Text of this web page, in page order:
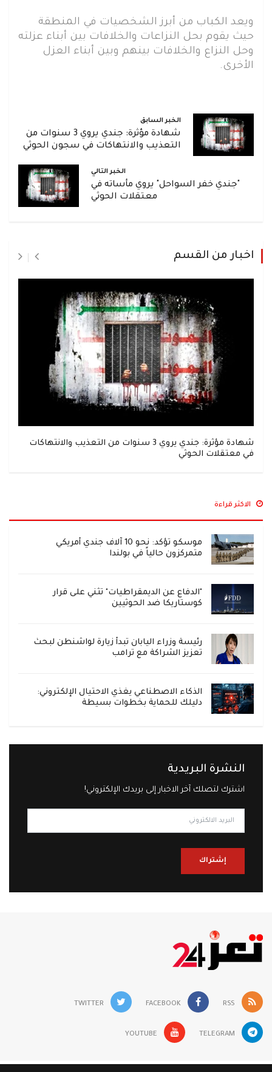
ويعد الكباب من أبرز الشخصيات في المنطقة
حيث يقوم بحل النزاعات والخلافات بين أبناء عزلته
وحل النزاع والخلافات بينهم وبين أبناء العزل
الأخرى.
الخبر السابق
شهادة مؤثرة: جندي يروي 3 سنوات من
التعذيب والانتهاكات في سجون الحوثي
الخبر التالي
"جندي خفر السواحل" يروي مأساته في
معتقلات الحوثي
اخبار من القسم
شهادة مؤثرة: جندي يروي 3 سنوات من التعذيب والانتهاكات
في معتقلات الحوثي
الاكثر قراءة
موسكو تؤكد: نحو 10 آلاف جندي أمريكي
متمركزون حالياً في بولندا
"الدفاع عن الديمقراطيات" تثني على قرار
كوستاريكا ضد الحوثيين
رئيسة وزراء اليابان تبدأ زيارة لواشنطن لبحث
تعزيز الشراكة مع ترامب
الذكاء الاصطناعي يغذي الاحتيال الإلكتروني:
دليلك للحماية بخطوات بسيطة
النشرة البريدية
اشترك لتصلك آخر الاخبار إلى بريدك الإلكتروني!
إشتراك
RSS
FACEBOOK
TWITTER
TELEGRAM
YOUTUBE